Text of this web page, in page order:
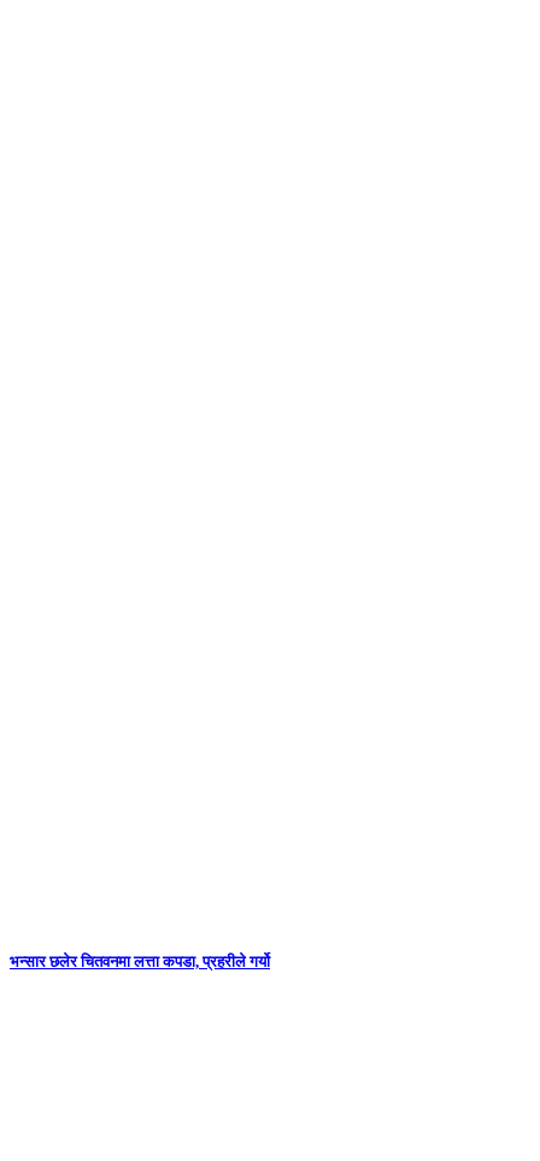
भन्सार छलेर चितवनमा लत्ता कपडा, प्रहरीले गर्यो